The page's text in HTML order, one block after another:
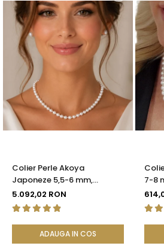
Colier Perle Akoya
Japoneze 5,5-6 mm,
Închizătoare Sferică Aur Alb
14K | KASKADDA®
5.092,02 RON
ADAUGA IN COS
7-8